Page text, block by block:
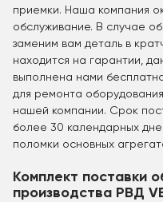
приемки. Наша компания
обслуживание. В случае
заменим вам деталь в
находится на гарантии,
выполнена нами
для ремонта
нашей компании. Срок
более 30 календарных
поломки основных
Комплект поставки
производства РВД